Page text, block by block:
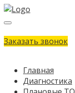
Заказать звонок
Главная
Диагностика